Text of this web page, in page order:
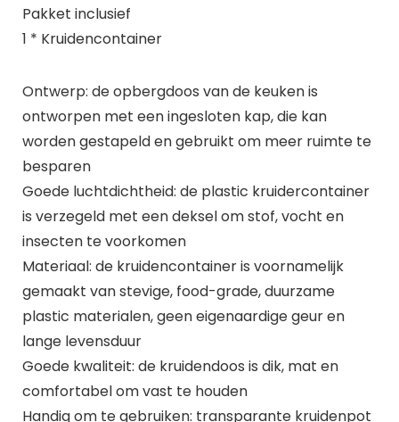
Pakket inclusief
1 * Kruidencontainer
Ontwerp: de opbergdoos van de keuken is
ontworpen met een ingesloten kap, die kan
worden gestapeld en gebruikt om meer ruimte te
besparen
Goede luchtdichtheid: de plastic kruidercontainer
is verzegeld met een deksel om stof, vocht en
insecten te voorkomen
Materiaal: de kruidencontainer is voornamelijk
gemaakt van stevige, food-grade, duurzame
plastic materialen, geen eigenaardige geur en
lange levensduur
Goede kwaliteit: de kruidendoos is dik, mat en
comfortabel om vast te houden
Handig om te gebruiken: transparante kruidenpot